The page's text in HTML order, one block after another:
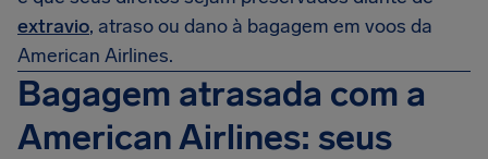
extravio, atraso ou dano à bagagem em voos da
American Airlines.
Bagagem atrasada com a
American Airlines: seus